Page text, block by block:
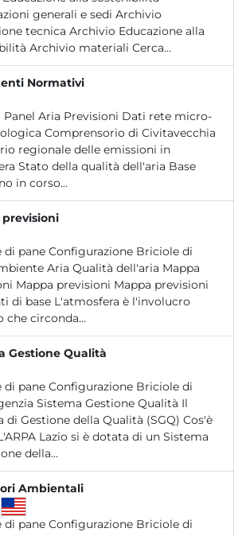
generali e sedi Archivio
tecnica Archivio Educazione alla
Archivio materiali Cerca...
Normativi
Panel Aria Previsioni Dati rete micro-
Comprensorio di Civitavecchia
regionale delle emissioni in
Stato della qualità dell'aria Base
in corso...
previsioni
di pane Configurazione Briciole di
Aria Qualità dell'aria Mappa
Mappa previsioni Mappa previsioni
di base L'atmosfera è l'involucro
che circonda...
Gestione Qualità
di pane Configurazione Briciole di
Sistema Gestione Qualità Il
di Gestione della Qualità (SGQ) Cos'è
Lazio si è dotata di un Sistema
della...
Ambientali
di pane Configurazione Briciole di